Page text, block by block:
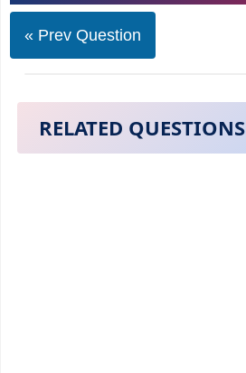
« Prev Question
RELATED QUESTIONS